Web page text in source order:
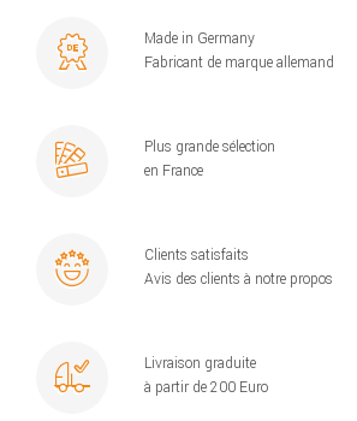
Made in Germany
Fabricant de marque allemand
Plus grande sélection
en France
Clients satisfaits
Avis des clients à notre propos
Livraison graduite
à partir de 200 Euro